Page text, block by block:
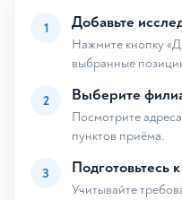
1 Добавьте
Нажмите кнопку
выбранные
2 Выберите
Посмотрите
пунктов приёма.
3 Подготовьтесь
Учитывайте